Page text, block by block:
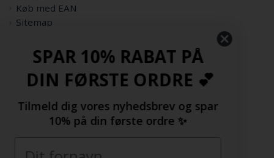
Køb med EAN
Sitemap
Samarbejdspartnere
Følg os her
SPAR 10% RABAT PÅ
DIN FØRSTE ORDRE 💕
Tilmeld dig vores nyhedsbrev og spar
10% på din første ordre ✨